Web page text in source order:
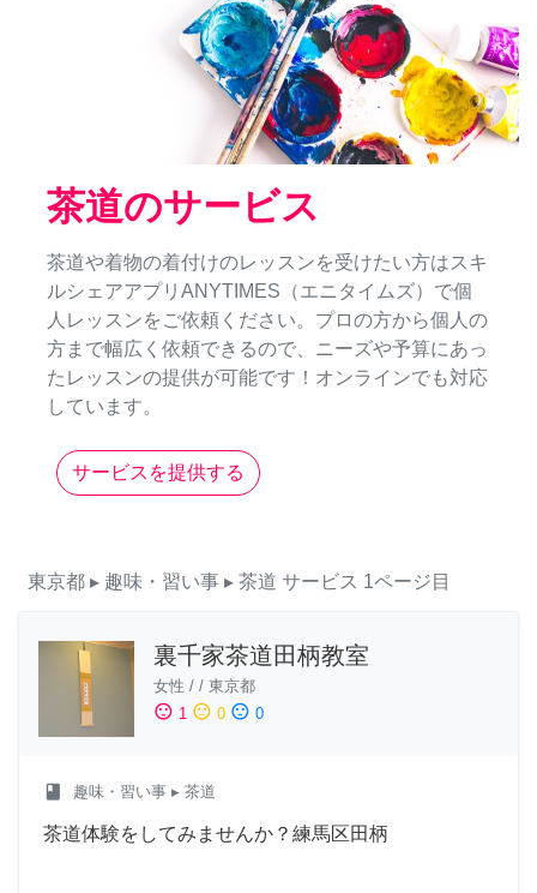
茶道のサービス
茶道や着物の着付けのレッスンを受けたい方はスキ
ルシェアアプリANYTIMES（エニタイムズ）で個
人レッスンをご依頼ください。プロの方から個人の
方まで幅広く依頼できるので、ニーズや予算にあっ
たレッスンの提供が可能です！オンラインでも対応
しています。
サービスを提供する
東京都 ▸ 趣味・習い事 ▸ 茶道 サービス 1ページ目
裏千家茶道田柄教室
女性 / / 東京都
sentiment_satisfied 1 sentiment_neutral 0 sentiment_dissatisfied 0
class 趣味・習い事 ▸ 茶道
茶道体験をしてみませんか？練馬区田柄